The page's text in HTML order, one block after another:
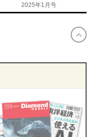
2025年1月号